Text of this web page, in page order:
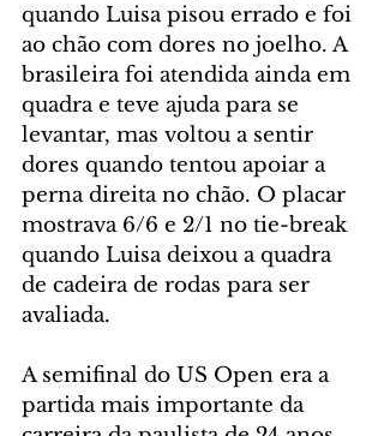
quando Luisa pisou errado e foi
ao chão com dores no joelho. A
brasileira foi atendida ainda em
quadra e teve ajuda para se
levantar, mas voltou a sentir
dores quando tentou apoiar a
perna direita no chão. O placar
mostrava 6/6 e 2/1 no tie-break
quando Luisa deixou a quadra
de cadeira de rodas para ser
avaliada.
A semifinal do US Open era a
partida mais importante da